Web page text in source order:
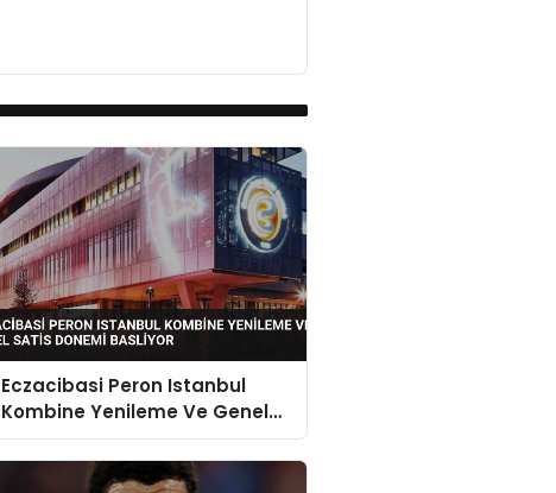
Eczacibasi Peron Istanbul
Kombine Yenileme Ve Genel
Satis Donemi Basliyor